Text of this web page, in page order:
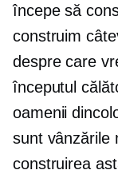
începe să
construim
despre care
începutul
oamenii
sunt vânzările
construirea